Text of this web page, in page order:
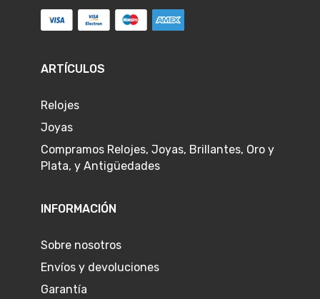
ARTÍCULOS
Relojes
Joyas
Compramos Relojes, Joyas, Brillantes, Oro y
Plata, y Antigüedades
INFORMACIÓN
Sobre nosotros
Envíos y devoluciones
Garantía